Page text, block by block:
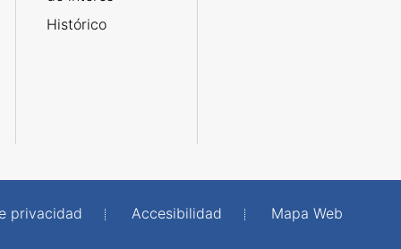
Histórico
privacidad Accesibilidad
Mapa Web